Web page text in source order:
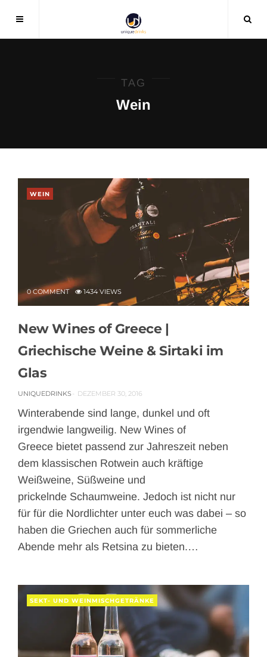
TAG
Wein
WEIN
0 COMMENT 1434 VIEWS
New Wines of Greece |
Griechische Weine & Sirtaki im
Glas
UNIQUEDRINKS DEZEMBER 30, 2016
Winterabende sind lange, dunkel und oft
irgendwie langweilig. New Wines of
Greece bietet passend zur Jahreszeit neben
dem klassischen Rotwein auch kräftige
Weißweine, Süßweine und
prickelnde Schaumweine. Jedoch ist nicht nur
für für die Nordlichter unter euch was dabei – so
haben die Griechen auch für sommerliche
Abende mehr als Retsina zu bieten.…
SEKT- UND WEINMISCHGETRÄNKE